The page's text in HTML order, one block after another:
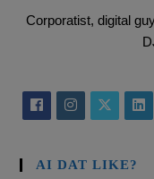
Corporatist, digital
AI DAT LIKE?